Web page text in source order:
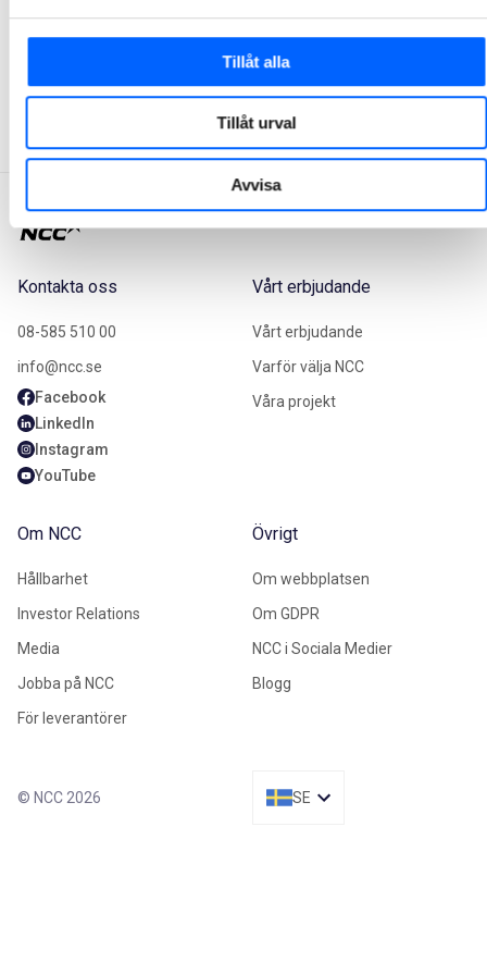
Tillåt alla
Tillåt urval
Avvisa
2026-01-23 07:30
1 2 3 4 5
Kontakta oss
08-585 510 00
info@ncc.se
Facebook
LinkedIn
Instagram
YouTube
Vårt erbjudande
Vårt erbjudande
Varför välja NCC
Våra projekt
Om NCC
Hållbarhet
Investor Relations
Media
Jobba på NCC
För leverantörer
Övrigt
Om webbplatsen
Om GDPR
NCC i Sociala Medier
Blogg
© NCC 2026 SE